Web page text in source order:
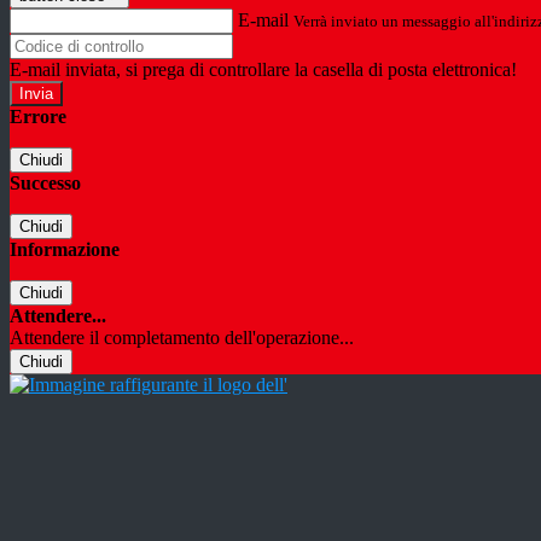
E-mail Verrà inviato un messaggio
E-mail inviata, si prega di controllare la casella di posta elettronica!
Errore
Chiudi
Successo
Chiudi
Informazione
Chiudi
Attendere...
Attendere il completamento dell'operazione...
Chiudi